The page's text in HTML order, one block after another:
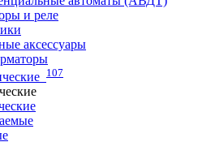
и реле
аксессуары
107